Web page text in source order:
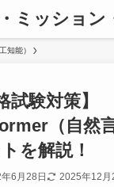
ミッション
知能）
試験対策】
（自然
を解説！
6月28日 2025年12月